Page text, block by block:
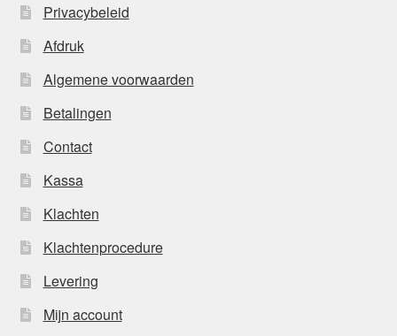
Privacybeleid
Afdruk
Algemene voorwaarden
Betalingen
Contact
Kassa
Klachten
Klachtenprocedure
Levering
Mijn account